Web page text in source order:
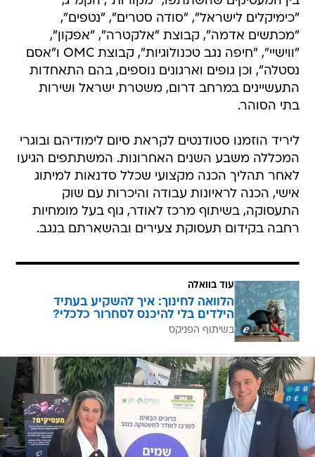
"כימיקלים לישראל", "סודה סטרים", "נטפים",
"מכתשים אדמה", קבוצת "אלקטרה", "אפקון",
"ווישיי", "חיפה נגב טכנולוגיות", קבוצת OMC ו"אסם
נסטלה", וכן גופים וארגונים נוספים, בהם התאחדות
התעשיינים במרחב דרום, משטרת ישראל ושירות
בתי הסוהר.
ליריד הוזמנו סטודנטים לקראת סיום לימודיהם ובוגרי
המכללה משבע השנים האחרונות. המשתתפים הגיעו
לאחר תהליך הכנה מקצועי שכלל סדנאות למיתוג
אישי, הכנה לראיונות עבודה והיכרות עם שוק
התעסוקה, בשיתוף מרכז לאודר, גוף בעל מומחיות
רחבה בקידום תעסוקת צעירים ובהשארתם בנגב.
עוד בוואלה
הלוואה לחינוך: איך להשקיע בעתיד
הילדים בלי להיכנס לסחרור כלכלי?
בשיתוף הפניקס